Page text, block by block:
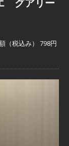
グアリー
（税込み） 798円